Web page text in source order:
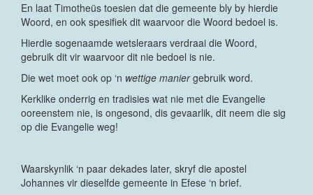
En laat Timotheüs toesien dat die gemeente bly by hierdie
Woord, en ook spesifiek dit waarvoor die Woord bedoel is.
Hierdie sogenaamde wetsleraars verdraai die Woord,
gebruik dit vir waarvoor dit nie bedoel is nie.
Die wet moet ook op ‘n wettige maniergebruik word.
Kerklike onderrig en tradisies wat nie met die Evangelie
ooreenstem nie, is ongesond, dis gevaarlik, dit neem die sig
op die Evangelie weg!
Waarskynlik ‘n paar dekades later, skryf die apostel
Johannes vir dieselfde gemeente in Efese ‘n brief.